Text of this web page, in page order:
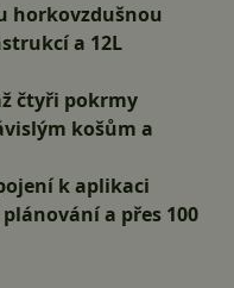
horkovzdušnou
a 12L
čtyři pokrmy
košům a
k aplikaci
a přes 100